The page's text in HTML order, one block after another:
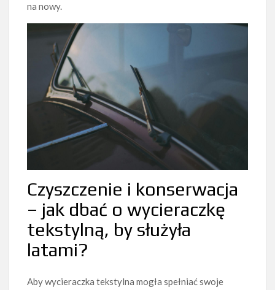
na nowy.
Czyszczenie i konserwacja
– jak dbać o wycieraczkę
tekstylną, by służyła
latami?
Aby wycieraczka tekstylna mogła spełniać swoje